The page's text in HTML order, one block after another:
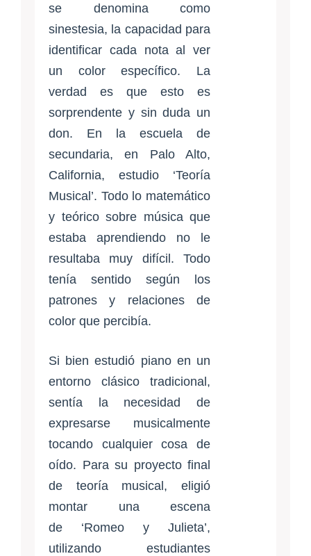
se denomina como
sinestesia, la capacidad para
identificar cada nota al ver
un color específico. La
verdad es que esto es
sorprendente y sin duda un
don. En la escuela de
secundaria, en Palo Alto,
California, estudio ‘Teoría
Musical’. Todo lo matemático
y teórico sobre música que
estaba aprendiendo no le
resultaba muy difícil. Todo
tenía sentido según los
patrones y relaciones de
color que percibía.
Si bien estudió piano en un
entorno clásico tradicional,
sentía la necesidad de
expresarse musicalmente
tocando cualquier cosa de
oído. Para su proyecto final
de teoría musical, eligió
montar una escena
de ‘Romeo y Julieta’,
utilizando estudiantes